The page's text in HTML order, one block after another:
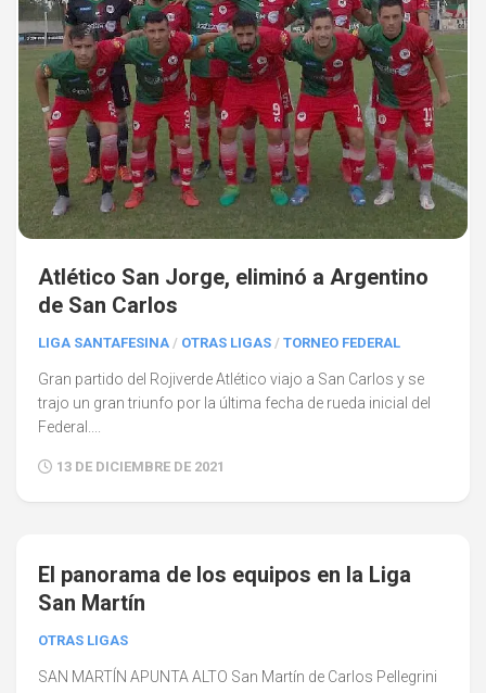
Atlético San Jorge, eliminó a Argentino
de San Carlos
LIGA SANTAFESINA / OTRAS LIGAS / TORNEO FEDERAL
Gran partido del Rojiverde Atlético viajo a San Carlos y se
trajo un gran triunfo por la última fecha de rueda inicial del
Federal....
13 DE DICIEMBRE DE 2021
El panorama de los equipos en la Liga
San Martín
OTRAS LIGAS
SAN MARTÍN APUNTA ALTO San Martín de Carlos Pellegrini